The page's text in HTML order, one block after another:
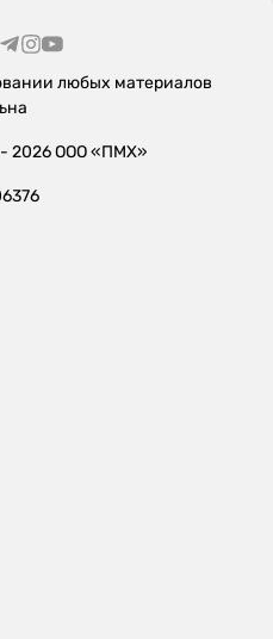
любых материалов
2026 ООО «ПМХ»